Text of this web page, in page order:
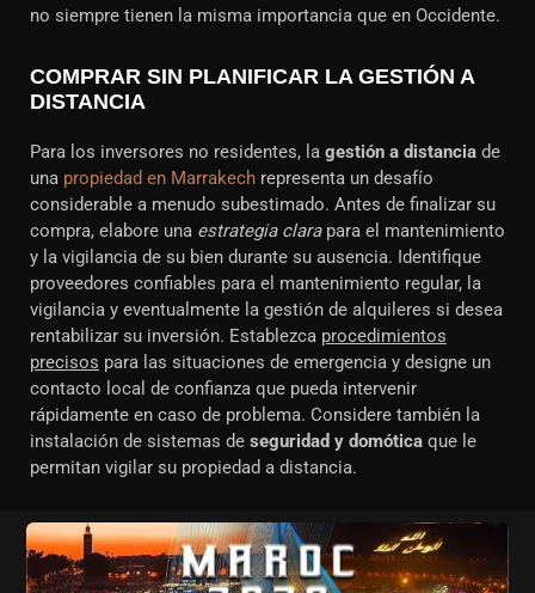
no siempre tienen la misma importancia que en Occidente.
COMPRAR SIN PLANIFICAR LA GESTIÓN A
DISTANCIA
Para los inversores no residentes, la gestión a distancia de
una propiedad en Marrakech representa un desafío
considerable a menudo subestimado. Antes de finalizar su
compra, elabore una estrategia clarapara el mantenimiento
y la vigilancia de su bien durante su ausencia. Identifique
proveedores confiables para el mantenimiento regular, la
vigilancia y eventualmente la gestión de alquileres si desea
rentabilizar su inversión. Establezca procedimientos
precisos para las situaciones de emergencia y designe un
contacto local de confianza que pueda intervenir
rápidamente en caso de problema. Considere también la
instalación de sistemas de seguridad y domótica que le
permitan vigilar su propiedad a distancia.